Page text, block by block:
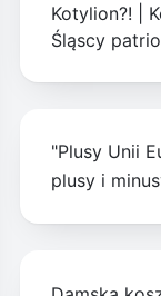
Kotylion?!
Śląscy
"Plusy Unii
plusy i